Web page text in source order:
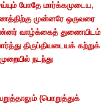
போதே மார்க்கமுடைய,
முன்னரே ஒருவரை
வாழ்க்கைத் துணையிடம்
திருப்தியடையக் கற்றுக்
நடந்து
(பொறுத்துக்